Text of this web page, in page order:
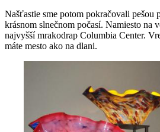
Našťastie sme potom pokračovali pešou
krásnom slnečnom počasí. Namiesto na
najvyšší mrakodrap Columbia Center.
máte mesto ako na dlani.